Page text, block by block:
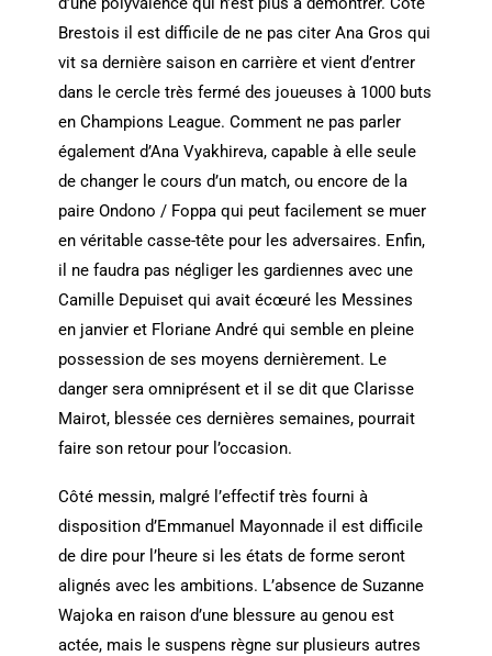
Brestois il est difficile de ne pas citer Ana Gros qui
vit sa dernière saison en carrière et vient d’entrer
dans le cercle très fermé des joueuses à 1000 buts
en Champions League. Comment ne pas parler
également d’Ana Vyakhireva, capable à elle seule
de changer le cours d’un match, ou encore de la
paire Ondono / Foppa qui peut facilement se muer
en véritable casse-tête pour les adversaires. Enfin,
il ne faudra pas négliger les gardiennes avec une
Camille Depuiset qui avait écœuré les Messines
en janvier et Floriane André qui semble en pleine
possession de ses moyens dernièrement. Le
danger sera omniprésent et il se dit que Clarisse
Mairot, blessée ces dernières semaines, pourrait
faire son retour pour l’occasion.
Côté messin, malgré l’effectif très fourni à
disposition d’Emmanuel Mayonnade il est difficile
de dire pour l’heure si les états de forme seront
alignés avec les ambitions. L’absence de Suzanne
Wajoka en raison d’une blessure au genou est
actée, mais le suspens règne sur plusieurs autres